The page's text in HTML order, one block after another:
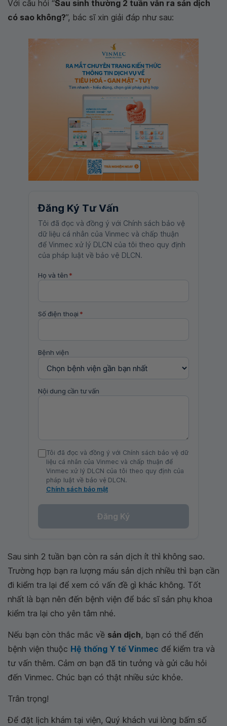
Với câu hỏi “Sau sinh thường 2 tuần vẫn ra sản dịch
có sao không?”, bác sĩ xin giải đáp như sau:
Đăng Ký Tư Vấn
Tôi đã đọc và đồng ý với Chính sách bảo vệ
dữ liệu cá nhân của Vinmec và chấp thuận
để Vinmec xử lý DLCN của tôi theo quy định
của pháp luật về bảo vệ DLCN.
Họ và tên *
Số điện thoại *
Bệnh viện
Nội dung cần tư vấn
Tôi đã đọc và đồng ý với Chính sách bảo vệ dữ
liệu cá nhân của Vinmec và chấp thuận để
Vinmec xử lý DLCN của tôi theo quy định của
pháp luật về bảo vệ DLCN.
Chính sách bảo mật
Đăng Ký
Sau sinh 2 tuần bạn còn ra sản dịch ít thì không sao.
Trường hợp bạn ra lượng máu sản dịch nhiều thì bạn cần
đi kiểm tra lại để xem có vấn đề gì khác không. Tốt
nhất là bạn nên đến bệnh viện để bác sĩ sản phụ khoa
kiểm tra lại cho yên tâm nhé.
Nếu bạn còn thắc mắc về sản dịch, bạn có thể đến
bệnh viện thuộc Hệ thống Y tế Vinmec để kiểm tra và
tư vấn thêm. Cảm ơn bạn đã tin tưởng và gửi câu hỏi
đến Vinmec. Chúc bạn có thật nhiều sức khỏe.
Trân trọng!
Để đặt lịch khám tại viện, Quý khách vui lòng bấm số